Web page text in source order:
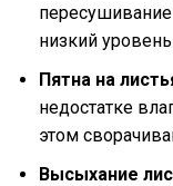
низкий
Пятна на
недостатке
этом
Высыхание